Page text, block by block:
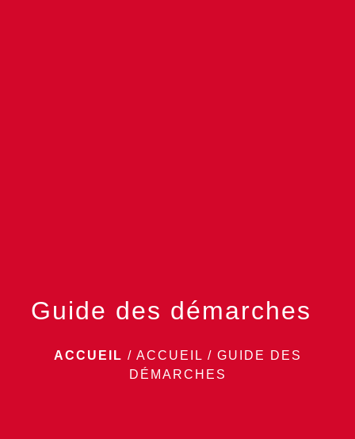
Guide des démarches
ACCUEIL / ACCUEIL / GUIDE DES
DÉMARCHES